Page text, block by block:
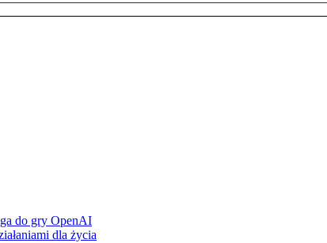
do gry OpenAI
dla życia